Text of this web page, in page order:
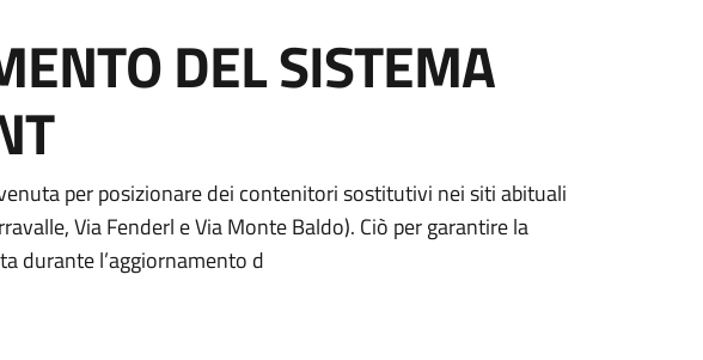
DEL SISTEMA
per posizionare dei contenitori sostitutivi nei siti abituali
Via Fenderl e Via Monte Baldo). Ciò per garantire la
durante l’aggiornamento d